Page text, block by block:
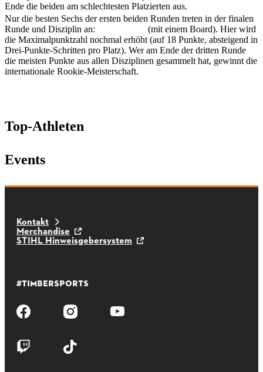
Ende die beiden am schlechtesten Platzierten aus.
Nur die besten Sechs der ersten beiden Runden treten in der finalen
Runde und Disziplin an:
(mit einem Board). Hier wird
die Maximalpunktzahl nochmal erhöht (auf 18 Punkte, absteigend in
Drei-Punkte-Schritten pro Platz). Wer am Ende der dritten Runde
die meisten Punkte aus allen Disziplinen gesammelt hat, gewinnt die
internationale Rookie-Meisterschaft.
Top-Athleten
Events
Kontakt
Merchandise
STIHL Hinweisgebersystem
#TIMBERSPORTS